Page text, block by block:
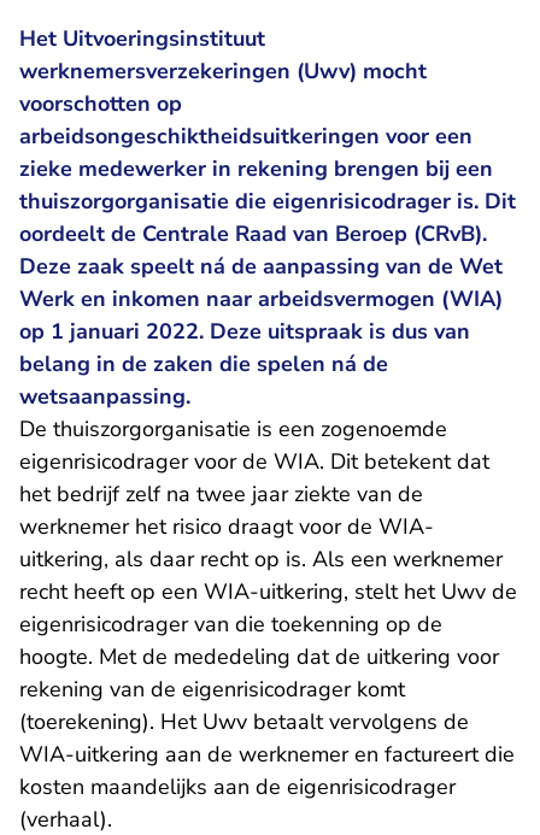
Het Uitvoeringsinstituut
werknemersverzekeringen (Uwv) mocht
voorschotten op
arbeidsongeschiktheidsuitkeringen voor een
zieke medewerker in rekening brengen bij een
thuiszorgorganisatie die eigenrisicodrager is. Dit
oordeelt de Centrale Raad van Beroep (CRvB).
Deze zaak speelt ná de aanpassing van de Wet
Werk en inkomen naar arbeidsvermogen (WIA)
op 1 januari 2022. Deze uitspraak is dus van
belang in de zaken die spelen ná de
wetsaanpassing.
De thuiszorgorganisatie is een zogenoemde
eigenrisicodrager voor de WIA. Dit betekent dat
het bedrijf zelf na twee jaar ziekte van de
werknemer het risico draagt voor de WIA-
uitkering, als daar recht op is. Als een werknemer
recht heeft op een WIA-uitkering, stelt het Uwv de
eigenrisicodrager van die toekenning op de
hoogte. Met de mededeling dat de uitkering voor
rekening van de eigenrisicodrager komt
(toerekening). Het Uwv betaalt vervolgens de
WIA-uitkering aan de werknemer en factureert die
kosten maandelijks aan de eigenrisicodrager
(verhaal).